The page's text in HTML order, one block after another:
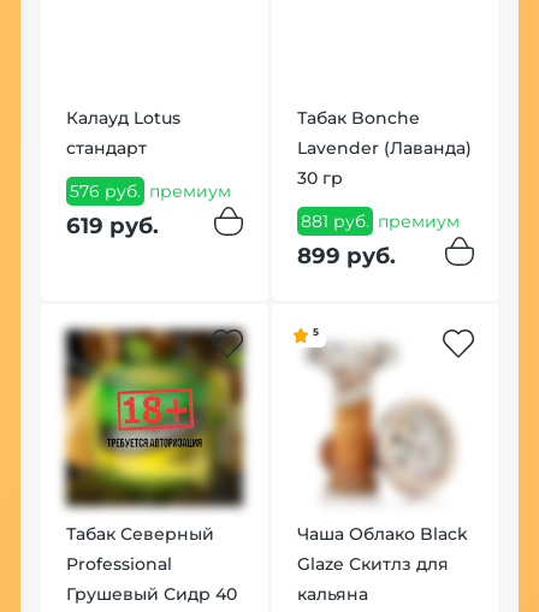
Калауд Lotus
стандарт
576 руб. премиум
619 руб.
Табак Bonche
Lavender (Лаванда)
30 гр
881 руб. премиум
899 руб.
Табак Северный
Professional
Грушевый Сидр 40
5
Чаша Облако Black
Glaze Скитлз для
кальяна